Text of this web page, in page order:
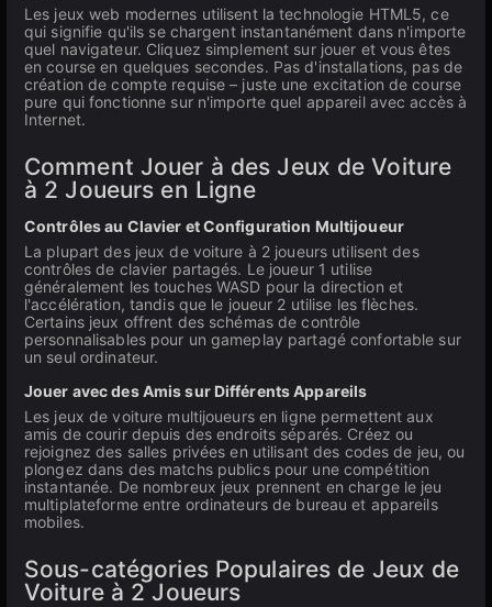
Les jeux web modernes utilisent la technologie HTML5, ce
qui signifie qu'ils se chargent instantanément dans n'importe
quel navigateur. Cliquez simplement sur jouer et vous êtes
en course en quelques secondes. Pas d'installations, pas de
création de compte requise – juste une excitation de course
pure qui fonctionne sur n'importe quel appareil avec accès à
Internet.
Comment Jouer à des Jeux de Voiture
à 2 Joueurs en Ligne
Contrôles au Clavier et Configuration Multijoueur
La plupart des jeux de voiture à 2 joueurs utilisent des
contrôles de clavier partagés. Le joueur 1 utilise
généralement les touches WASD pour la direction et
l'accélération, tandis que le joueur 2 utilise les flèches.
Certains jeux offrent des schémas de contrôle
personnalisables pour un gameplay partagé confortable sur
un seul ordinateur.
Jouer avec des Amis sur Différents Appareils
Les jeux de voiture multijoueurs en ligne permettent aux
amis de courir depuis des endroits séparés. Créez ou
rejoignez des salles privées en utilisant des codes de jeu, ou
plongez dans des matchs publics pour une compétition
instantanée. De nombreux jeux prennent en charge le jeu
multiplateforme entre ordinateurs de bureau et appareils
mobiles.
Sous-catégories Populaires de Jeux de
Voiture à 2 Joueurs